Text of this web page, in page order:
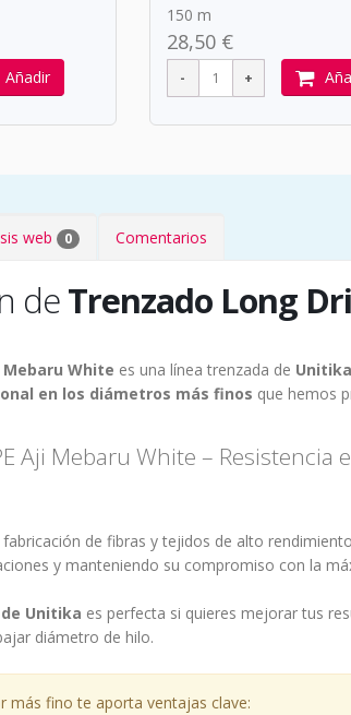
Añadir
150 m
28,50 €
web 0 Comentarios
deTrenzado Long
Mebaru White es una línea trenzada de Unitika
en los diámetros más finos que hemos
Aji Mebaru White –
de fibras y tejidos de alto
y manteniendo su compromiso con la
Unitika es perfecta si quieres mejorar tus
diámetro de hilo.
más fino te aporta ventajas clave: